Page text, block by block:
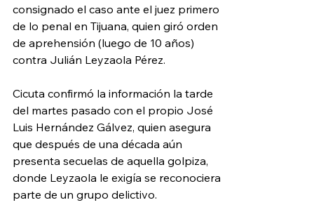
consignado el caso ante el juez primero
de lo penal en Tijuana, quien giró orden
de aprehensión (luego de 10 años)
contra Julián Leyzaola Pérez.
Cicuta confirmó la información la tarde
del martes pasado con el propio José
Luis Hernández Gálvez, quien asegura
que después de una década aún
presenta secuelas de aquella golpiza,
donde Leyzaola le exigía se reconociera
parte de un grupo delictivo.